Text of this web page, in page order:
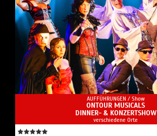
AUFFÜHRUNGEN / Show
ONTOUR MUSICALS
DINNER- & KONZERTSHOW
verschiedene Orte